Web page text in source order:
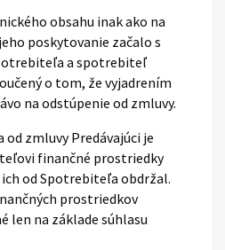
obsahu inak ako na
poskytovanie začalo s
a spotrebiteľ
o tom, že vyjadrením
na odstúpenie od zmluvy.
od zmluvy Predávajúci je
finančné prostriedky
od Spotrebiteľa obdržal.
prostriedkov
len na základe súhlasu